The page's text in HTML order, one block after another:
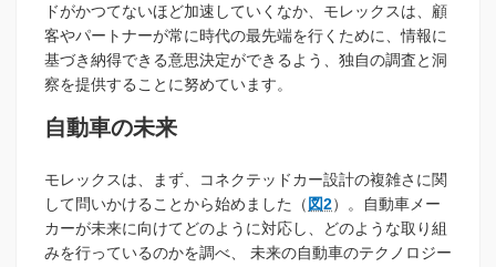
ドがかつてないほど加速していくなか、モレックスは、顧
客やパートナーが常に時代の最先端を行くために、情報に
基づき納得できる意思決定ができるよう、独自の調査と洞
察を提供することに努めています。
自動車の未来
モレックスは、まず、コネクテッドカー設計の複雑さに関
して問いかけることから始めました（ 図2）。自動車メー
カーが未来に向けてどのように対応し、どのような取り組
みを行っているのかを調べ、 未来の自動車のテクノロジー